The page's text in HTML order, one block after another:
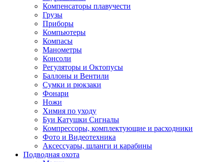
Компенсаторы плавучести
Грузы
Приборы
Компьютеры
Компасы
Манометры
Консоли
Регуляторы и Октопусы
Баллоны и Вентили
Сумки и рюкзаки
Фонари
Ножи
Химия по уходу
Буи Катушки Сигналы
Компрессоры, комплектующие и расходники
Фото и Видеотехника
Аксессуары, шланги и карабины
Подводная охота